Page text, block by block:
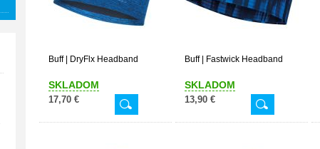
Buff | DryFlx Headband
SKLADOM
17,70 €
Buff | Fastwick Headband
SKLADOM
13,90 €